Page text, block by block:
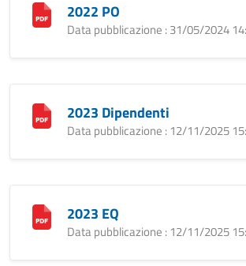
2022 PO
Data pubblicazione : 31/05/2024
2023 Dipendenti
Data pubblicazione : 12/11/2025
2023 EQ
Data pubblicazione : 12/11/2025